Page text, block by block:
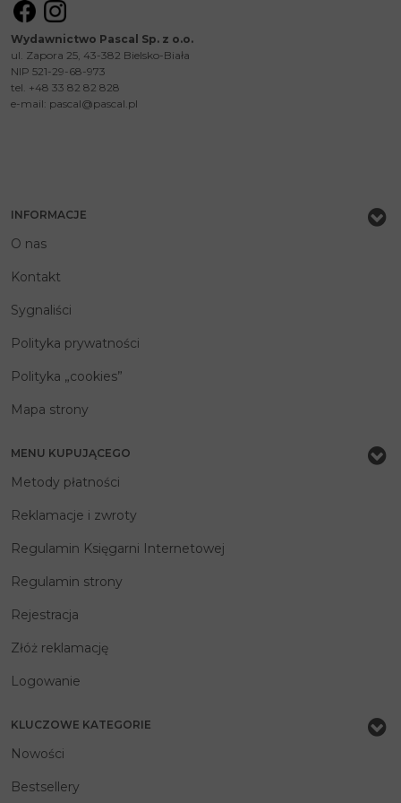
Wydawnictwo Pascal Sp. z o.o.
ul. Zapora 25, 43-382 Bielsko-Biała
NIP 521-29-68-973
tel. +48 33 82 82 828
e-mail: pascal@pascal.pl
INFORMACJE
O nas
Kontakt
Sygnaliści
Polityka prywatności
Polityka „cookies”
Mapa strony
MENU KUPUJĄCEGO
Metody płatności
Reklamacje i zwroty
Regulamin Księgarni Internetowej
Regulamin strony
Rejestracja
Złóż reklamację
Logowanie
KLUCZOWE KATEGORIE
Nowości
Bestsellery